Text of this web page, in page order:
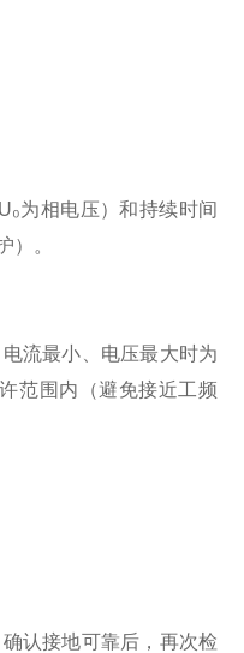
为相电压）和持续时间
）。
流最小、电压最大时为
范围内（避免接近工频
认接地可靠后，再次检